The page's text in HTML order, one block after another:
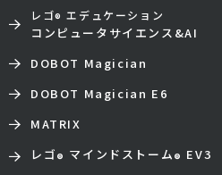
レゴ® エデュケーション
コンピュータサイエンス&AI
DOBOT Magician
DOBOT Magician E6
MATRIX
レゴ® マインドストーム® EV3